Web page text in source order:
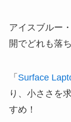
アイスブルー
開でどれも落
「 Surface
り、小ささを
すめ！